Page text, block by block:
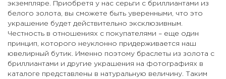
экземпляре. Приобретя у нас серьги с бриллиантами из
белого золота, вы сможете быть уверенными, что это
украшение будет действительно эксклюзивным.
Честность в отношениях с покупателями – еще один
принцип, которого неуклонно придерживается наш
ювелирный бутик. Именно поэтому браслеты из золота с
бриллиантами и другие украшения на фотографиях в
каталоге представлены в натуральную величину. Таким